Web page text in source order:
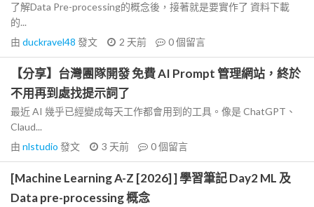
了解Data Pre-processing的概念後，接著就是要實作了 資料下載
的...
由 duckravel48 發文 2 天前 0個留言
【分享】台灣團隊開發 免費 AI Prompt 管理網站，終於
不用再到處找提示詞了
最近 AI 幾乎已經變成每天工作都會用到的工具。像是 ChatGPT、
Claud...
由 nlstudio 發文 3 天前 0個留言
[Machine Learning A-Z [2026] ] 學習筆記 Day2 ML 及
Data pre-processing 概念